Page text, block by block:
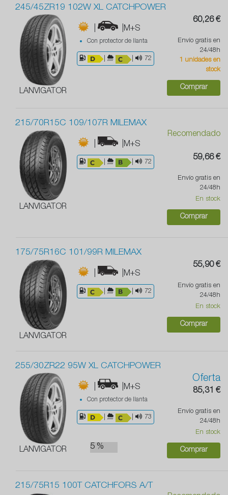
245/45ZR19 102W XL CATCHPOWER
LANVIGATOR
| |M+S
Con protector de llanta
72
60,26 €
Envío gratis en
24/48h
1 unidades en
stock
Comprar
215/70R15C 109/107R MILEMAX
LANVIGATOR
| |M+S
72
Recomendado
59,66 €
Envío gratis en
24/48h
En stock
Comprar
175/75R16C 101/99R MILEMAX
LANVIGATOR
| |M+S
72
55,90 €
Envío gratis en
24/48h
En stock
Comprar
255/30ZR22 95W XL CATCHPOWER
LANVIGATOR
| |M+S
Con protector de llanta
73
5 %
Oferta
85,31 €
Envío gratis en
24/48h
En stock
Comprar
215/75R15 100T CATCHFORS A/T